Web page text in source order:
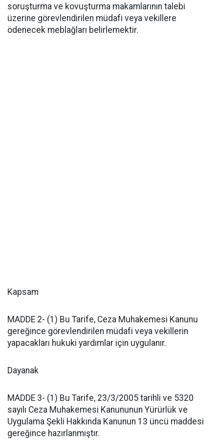
soruşturma ve kovuşturma makamlarının talebi
üzerine görevlendirilen müdafi veya vekillere
ödenecek meblağları belirlemektir.
Kapsam
MADDE 2- (1) Bu Tarife, Ceza Muhakemesi Kanunu
gereğince görevlendirilen müdafi veya vekillerin
yapacakları hukuki yardımlar için uygulanır.
Dayanak
MADDE 3- (1) Bu Tarife, 23/3/2005 tarihli ve 5320
sayılı Ceza Muhakemesi Kanununun Yürürlük ve
Uygulama Şekli Hakkında Kanunun 13 üncü maddesi
gereğince hazırlanmıştır.